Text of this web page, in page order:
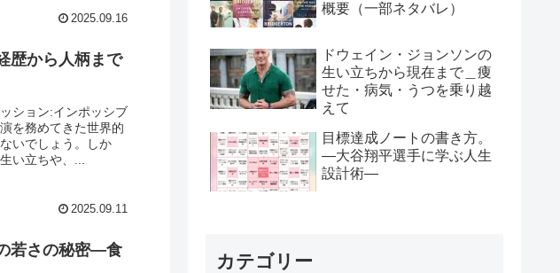
2025.09.16
歴から人柄まで
ション:インポッシブ
を務めてきた世界的
いでしょう。しか
い立ちや、...
2025.09.11
若さの秘密―食
概要（一部ネタバレ）
ドウェイン・ジョンソンの
生い立ちから現在まで＿痩
せた・病気・うつを乗り越
えて
目標達成ノートの書き方。
―大谷翔平選手に学ぶ人生
設計術―
カテゴリー